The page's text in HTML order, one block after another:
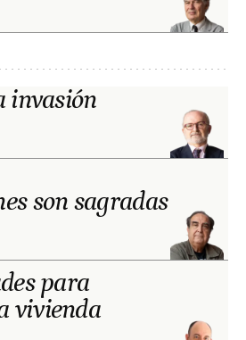
invasión
son sagradas
para
vivienda